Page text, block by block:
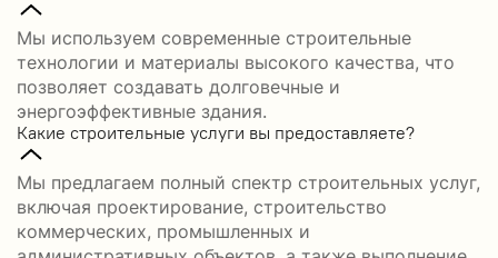
Мы используем современные строительные
технологии и материалы высокого качества, что
позволяет создавать долговечные и
энергоэффективные здания.
Какие строительные услуги вы предоставляете?
Мы предлагаем полный спектр строительных услуг,
включая проектирование, строительство
коммерческих, промышленных и